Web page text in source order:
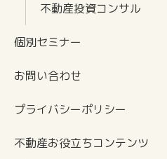
不動産投資コンサル
個別セミナー
お問い合わせ
プライバシーポリシー
不動産お役立ちコンテンツ